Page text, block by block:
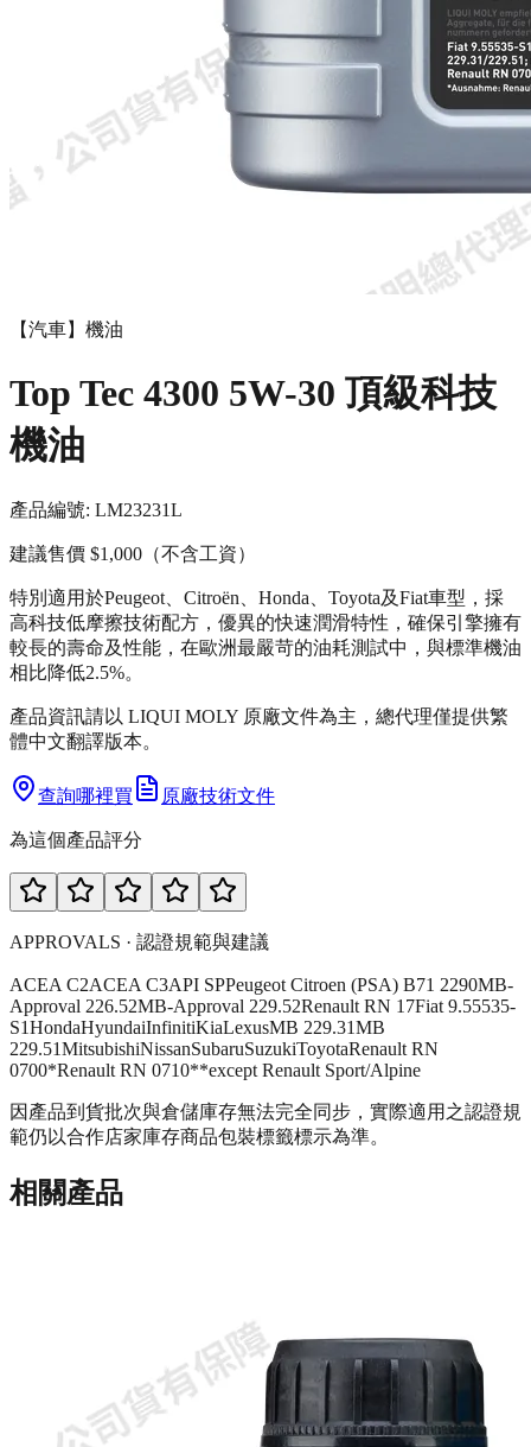
【汽車】機油
Top Tec 4300 5W-30 頂級科技
機油
產品編號: LM23231L
建議售價 $1,000 （不含工資）
特別適用於Peugeot、Citroën、Honda、Toyota及Fiat車型，採
高科技低摩擦技術配方，優異的快速潤滑特性，確保引擎擁有
較長的壽命及性能，在歐洲最嚴苛的油耗測試中，與標準機油
相比降低2.5%。
產品資訊請以 LIQUI MOLY 原廠文件為主，總代理僅提供繁
體中文翻譯版本。
查詢哪裡買 原廠技術文件
為這個產品評分
APPROVALS · 認證規範與建議
ACEA C2ACEA C3API SPPeugeot Citroen (PSA) B71 2290MB-
Approval 226.52MB-Approval 229.52Renault RN 17Fiat 9.55535-
S1HondaHyundaiInfinitiKiaLexusMB 229.31MB
229.51MitsubishiNissanSubaruSuzukiToyotaRenault RN
0700*Renault RN 0710**except Renault Sport/Alpine
因產品到貨批次與倉儲庫存無法完全同步，實際適用之認證規
範仍以合作店家庫存商品包裝標籤標示為準。
相關產品